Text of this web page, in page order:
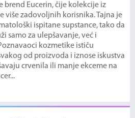
brend Eucerin, čije kolekcije iz
više zadovoljnih korisnika. Tajna je
ispitane supstance, tako da
samo za ulepšavanje, već i
kozmetike ističu
od proizvoda i iznose iskustva
crvenila ili manje ekceme na